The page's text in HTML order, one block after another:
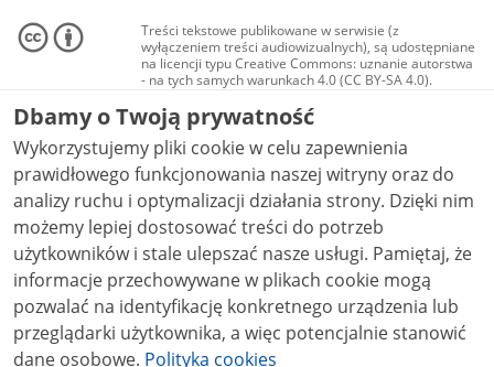
Treści tekstowe publikowane w serwisie (z
wyłączeniem treści audiowizualnych), są udostępniane
na licencji typu Creative Commons: uznanie autorstwa
- na tych samych warunkach 4.0 (CC BY-SA 4.0).
Materiały audiowizualne, w tym zdjęcia, materiały
audio i wideo, są udostępniane na licencji typu
Creative Commons: uznanie autorstwa użycie
niekomercyjne - bez utworów zależnych 4.0 (CC BY-
NC-ND 4.0), o ile nie jest to stwierdzone inaczej.
Dbamy o Twoją prywatność
Wykorzystujemy pliki cookie w celu zapewnienia
prawidłowego funkcjonowania naszej witryny oraz do
analizy ruchu i optymalizacji działania strony. Dzięki nim
możemy lepiej dostosować treści do potrzeb
użytkowników i stale ulepszać nasze usługi. Pamiętaj, że
informacje przechowywane w plikach cookie mogą
pozwalać na identyfikację konkretnego urządzenia lub
przeglądarki użytkownika, a więc potencjalnie stanowić
dane osobowe. Polityka cookies